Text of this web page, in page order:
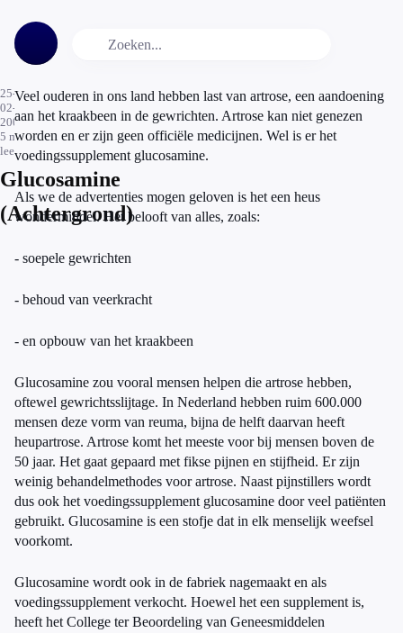
25-
02-
2008
5 min.
leestijd
Glucosamine
(Achtergrond)
Veel ouderen in ons land hebben last van artrose, een aandoening
aan het kraakbeen in de gewrichten. Artrose kan niet genezen
worden en er zijn geen officiële medicijnen. Wel is er het
voedingssupplement glucosamine.
Als we de advertenties mogen geloven is het een heus
wondermiddel. Het belooft van alles, zoals:
- soepele gewrichten
- behoud van veerkracht
- en opbouw van het kraakbeen
Glucosamine zou vooral mensen helpen die artrose hebben,
oftewel gewrichtsslijtage. In Nederland hebben ruim 600.000
mensen deze vorm van reuma, bijna de helft daarvan heeft
heupartrose. Artrose komt het meeste voor bij mensen boven de
50 jaar. Het gaat gepaard met fikse pijnen en stijfheid. Er zijn
weinig behandelmethodes voor artrose. Naast pijnstillers wordt
dus ook het voedingssupplement glucosamine door veel patiënten
gebruikt. Glucosamine is een stofje dat in elk menselijk weefsel
voorkomt.
Glucosamine wordt ook in de fabriek nagemaakt en als
voedingssupplement verkocht. Hoewel het een supplement is,
heeft het College ter Beoordeling van Geneesmiddelen